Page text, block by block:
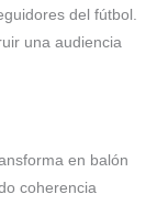
del fútbol.
una audiencia
en balón
coherencia